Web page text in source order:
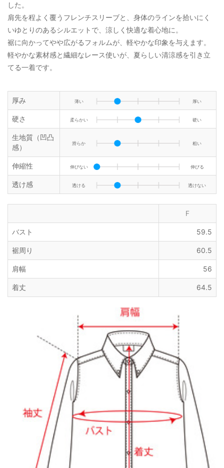
した。
肩先を程よく覆うフレンチスリーブと、身体のラインを拾いにく
いゆとりのあるシルエットで、涼しく快適な着心地に。
裾に向かってやや広がるフォルムが、軽やかな印象を与えます。
軽やかな素材感と繊細なレース使いが、夏らしい清涼感を引き立
てる一着です。
厚み 薄い 厚い
硬さ 柔らかい 硬い
生地質（凹凸
感）
滑らか 粗い
伸縮性 伸びない 伸びる
透け感 透ける 透けない
F
バスト 59.5
裾周り 60.5
肩幅 56
着丈 64.5